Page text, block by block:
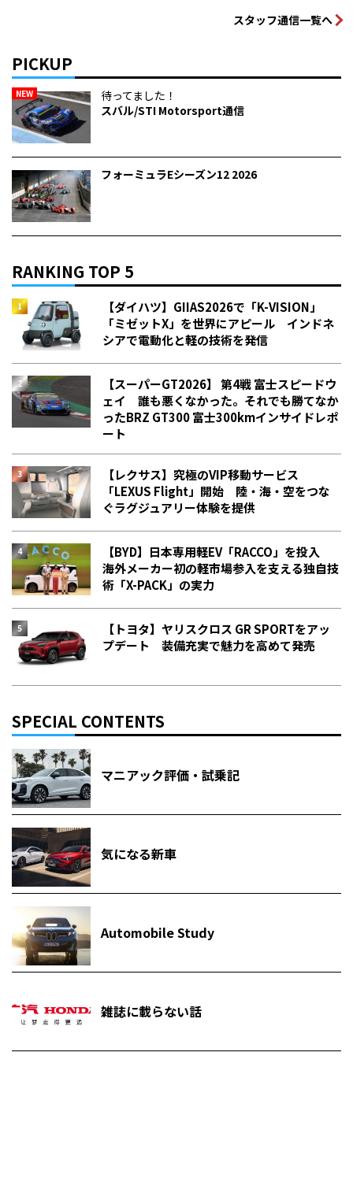
スタッフ通信一覧へ
PICKUP
NEW
待ってました！
スバル/STI Motorsport通信
フォーミュラEシーズン12 2026
RANKING TOP 5
【ダイハツ】GIIAS2026で「K-VISION」
「ミゼットX」を世界にアピール インドネ
シアで電動化と軽の技術を発信
【スーパーGT2026】 第4戦 富士スピードウ
ェイ 誰も悪くなかった。それでも勝てなか
った――BRZ GT300 富士300kmインサイドレポ
ート
【レクサス】究極のVIP移動サービス
「LEXUS Flight」開始 陸・海・空をつな
ぐラグジュアリー体験を提供
【BYD】日本専用軽EV「RACCO」を投入
海外メーカー初の軽市場参入を支える独自技
術「X-PACK」の実力
【トヨタ】ヤリスクロス GR SPORTをアッ
プデート 装備充実で魅力を高めて発売
SPECIAL CONTENTS
マニアック評価・試乗記
気になる新車
Automobile Study
雑誌に載らない話